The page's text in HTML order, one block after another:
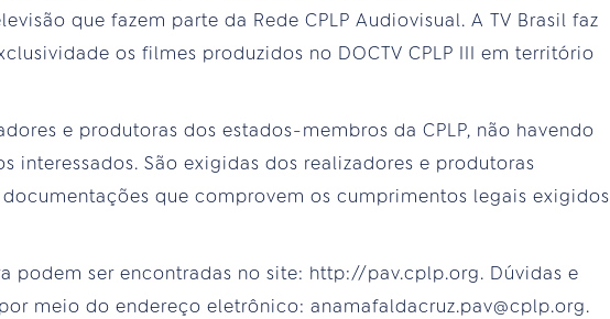
que fazem parte da Rede CPLP Audiovisual. A TV Brasil faz
os filmes produzidos no DOCTV CPLP III em território
e produtoras dos estados-membros da CPLP, não havendo
interessados. São exigidas dos realizadores e produtoras
que comprovem os cumprimentos legais exigidos
podem ser encontradas no site: http://pav.cplp.org. Dúvidas e
meio do endereço eletrônico: anamafaldacruz.pav@cplp.org.